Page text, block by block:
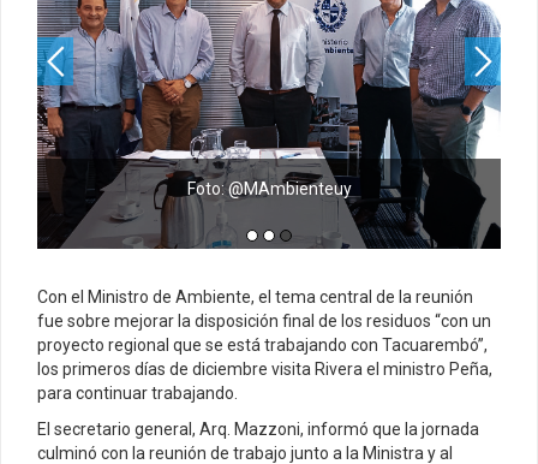
Foto: @MAmbienteuy
Con el Ministro de Ambiente, el tema central de la reunión
fue sobre mejorar la disposición final de los residuos “con un
proyecto regional que se está trabajando con Tacuarembó”,
los primeros días de diciembre visita Rivera el ministro Peña,
para continuar trabajando.
El secretario general, Arq. Mazzoni, informó que la jornada
culminó con la reunión de trabajo junto a la Ministra y al